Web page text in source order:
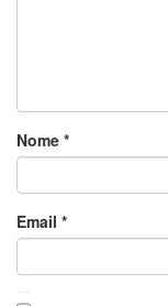
Nome *
Email *